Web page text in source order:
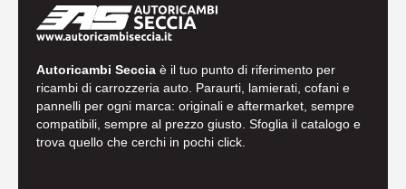
Autoricambi Seccia è il tuo punto di riferimento per
ricambi di carrozzeria auto. Paraurti, lamierati, cofani e
pannelli per ogni marca: originali e aftermarket, sempre
compatibili, sempre al prezzo giusto. Sfoglia il catalogo e
trova quello che cerchi in pochi click.